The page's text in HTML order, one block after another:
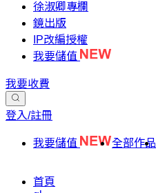
徐淑卿專欄
鏡出版
IP改編授權
我要儲值
我要收費
登入/註冊
我要儲值 全部作品
首頁